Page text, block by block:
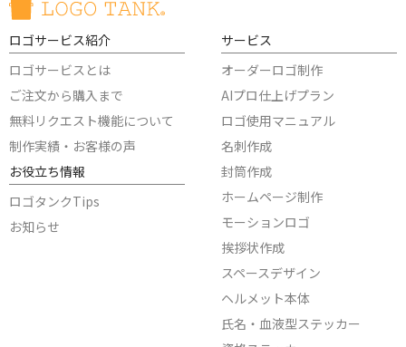
ロゴサービス紹介
ロゴサービスとは
ご注文から購入まで
無料リクエスト機能について
制作実績・お客様の声
お役立ち情報
ロゴタンクTips
お知らせ
サービス
オーダーロゴ制作
AIプロ仕上げプラン
ロゴ使用マニュアル
名刺作成
封筒作成
ホームページ制作
モーションロゴ
挨拶状作成
スペースデザイン
ヘルメット本体
氏名・血液型ステッカー